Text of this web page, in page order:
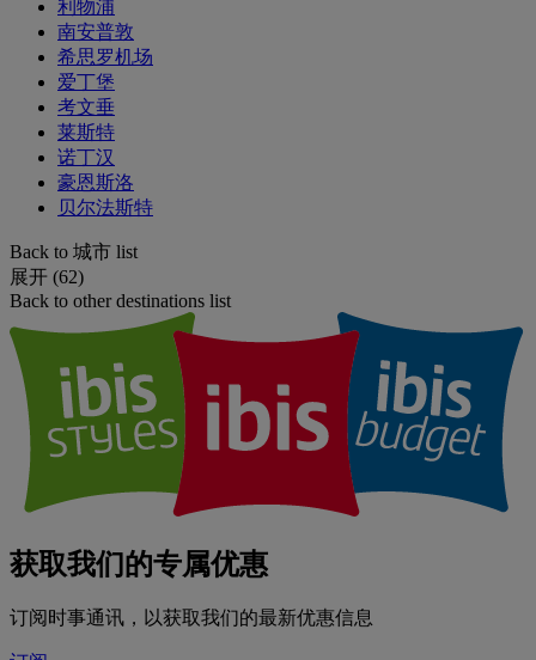
利物浦
南安普敦
希思罗机场
爱丁堡
考文垂
莱斯特
诺丁汉
豪恩斯洛
贝尔法斯特
Back to 城市 list
展开 (62)
Back to other destinations list
获取我们的专属优惠
订阅时事通讯，以获取我们的最新优惠信息